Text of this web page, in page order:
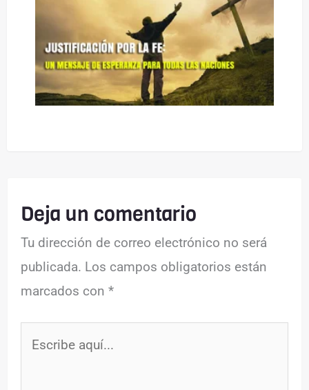
Deja un comentario
Tu dirección de correo electrónico no será
publicada. Los campos obligatorios están
marcados con*